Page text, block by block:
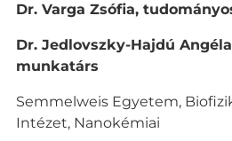
Dr. Varga Zsófia, tudomá
Dr. Jedlovszky-Hajdú
munkatárs
Semmelweis Egyetem,
Intézet, Nanokémiai